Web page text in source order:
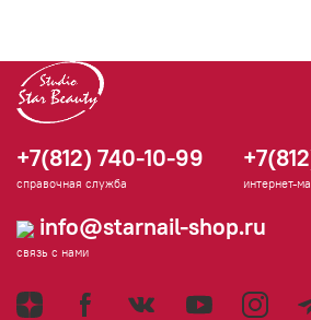
+7(812) 740-10-99
справочная служба интернет-
info@starnail-shop.ru
связь с нами